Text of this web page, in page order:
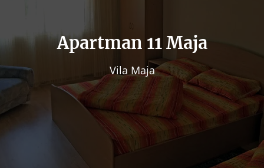
Apartman 11 Maja
Vila Maja